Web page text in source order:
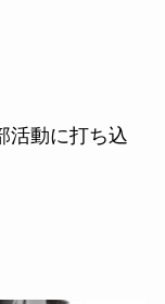
活動に打ち込